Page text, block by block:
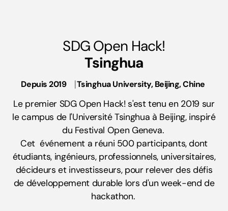
SDG Open Hack!
Tsinghua
Depuis 2019 ⎹Tsinghua University, Beijing, Chine
Le premier SDG Open Hack! s'est tenu en 2019 sur
le campus de l'Université Tsinghua à Beijing, inspiré
du Festival Open Geneva.
Cet événement a réuni 500 participants, dont
étudiants, ingénieurs, professionnels, universitaires,
décideurs et investisseurs, pour relever des défis
de développement durable lors d'un week-end de
hackathon.